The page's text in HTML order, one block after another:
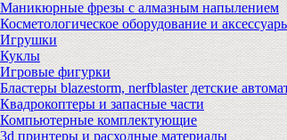
Маникюрные фрезы с алмазным напылением
Косметологическое оборудование и
Игрушки
Куклы
Игровые фигурки
Бластеры blazestorm, nerfblaster детские
Квадрокоптеры и запасные части
Компьютерные комплектующие
3d принтеры и расходные материалы